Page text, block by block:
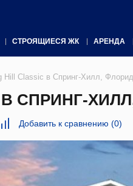
СТРОЯЩИЕСЯ ЖК АРЕНДА
Hill Classic в Спринг-Хилл,
В СПРИНГ-
Добавить к сравнению (0)